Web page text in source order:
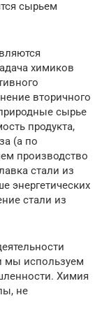
сырьем
химиков
вторичного
сырье
продукта,
(а по
производство
стали из
энергетических
стали из
мы используем
Химия
не